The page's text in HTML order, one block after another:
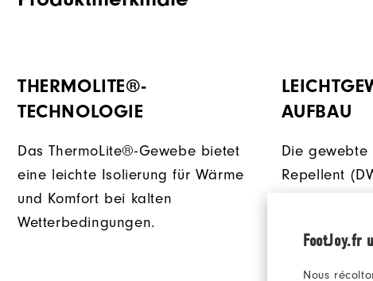
FootJoy.fr
Nous
THERMOLITE®-
TECHNOLOGIE
Das ThermoLite®-Gewebe bietet
eine leichte Isolierung für Wärme
und Komfort bei kalten
Wetterbedingungen.
AUFBAU
Die gewebte
Repellent
bleiben.